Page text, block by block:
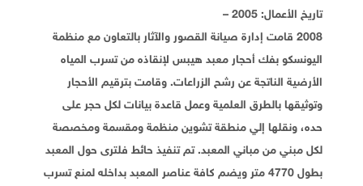
تاريخ الأعمال: 2005 –
2008 قامت إدارة صيانة القصور والآثار بالتعاون مع منظمة
اليونسكو بفك أحجار معبد هيبس لإنقاذه من تسرب المياه
الأرضية الناتجة عن رشح الزراعات. وقامت بترقيم الأحجار
وتوثيقها بالطرق العلمية وعمل قاعدة بيانات لكل حجر على
حده، ونقلها إلي منطقة تشوين منظمة ومقسمة ومخصصة
لكل مبني من مباني المعبد. تم تنفيذ حائط فلترى حول المعبد
بطول 4770 متر ويضم كافة عناصر المعبد بداخله لمنع تسرب